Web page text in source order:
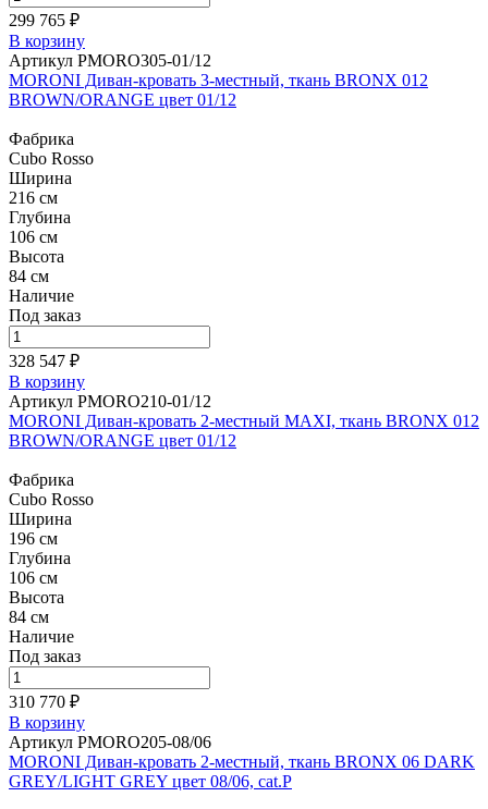
299 765 ₽
В корзину
Артикул PMORO305-01/12
MORONI Диван-кровать 3-местный, ткань BRONX 012
BROWN/ORANGE цвет 01/12
Фабрика
Cubo Rosso
Ширина
216 см
Глубина
106 см
Высота
84 см
Наличие
Под заказ
328 547 ₽
В корзину
Артикул PMORO210-01/12
MORONI Диван-кровать 2-местный MAXI, ткань BRONX 012
BROWN/ORANGE цвет 01/12
Фабрика
Cubo Rosso
Ширина
196 см
Глубина
106 см
Высота
84 см
Наличие
Под заказ
310 770 ₽
В корзину
Артикул PMORO205-08/06
MORONI Диван-кровать 2-местный, ткань BRONX 06 DARK
GREY/LIGHT GREY цвет 08/06, cat.P